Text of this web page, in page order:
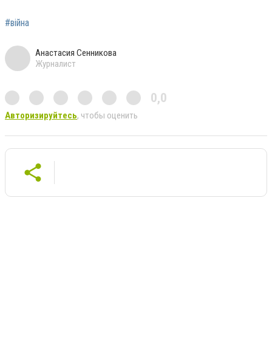
#війна
Анастасия Сенникова
Журналист
0,0
Авторизируйтесь, чтобы оценить